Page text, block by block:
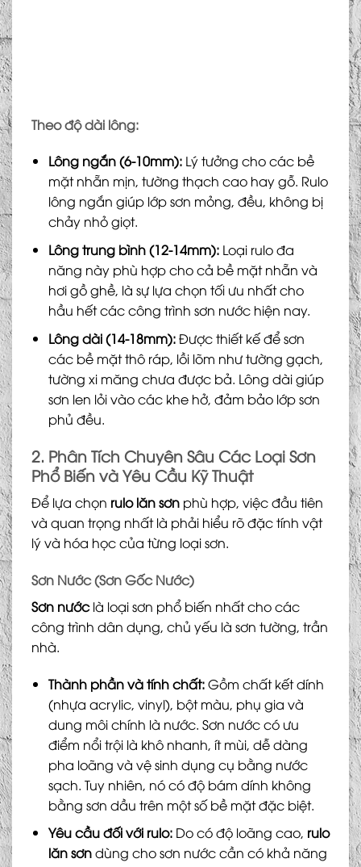
Theo độ dài lông:
Lông ngắn (6-10mm):Lý tưởng cho các bề
mặt nhẵn mịn, tường thạch cao hay gỗ. Rulo
lông ngắn giúp lớp sơn mỏng, đều, không bị
chảy nhỏ giọt.
Lông trung bình (12-14mm):Loại rulo đa
năng này phù hợp cho cả bề mặt nhẵn và
hơi gồ ghề, là sự lựa chọn tối ưu nhất cho
hầu hết các công trình sơn nước hiện nay.
Lông dài (14-18mm):Được thiết kế để sơn
các bề mặt thô ráp, lồi lõm như tường gạch,
tường xi măng chưa được bả. Lông dài giúp
sơn len lỏi vào các khe hở, đảm bảo lớp sơn
phủ đều.
2. Phân Tích Chuyên Sâu Các Loại Sơn
Phổ Biến và Yêu Cầu Kỹ Thuật
Để lựa chọn rulo lăn sơn phù hợp, việc đầu tiên
và quan trọng nhất là phải hiểu rõ đặc tính vật
lý và hóa học của từng loại sơn.
Sơn Nước (Sơn Gốc Nước)
Sơn nướclà loại sơn phổ biến nhất cho các
công trình dân dụng, chủ yếu là sơn tường, trần
nhà.
Thành phần và tính chất:Gồm chất kết dính
(nhựa acrylic, vinyl), bột màu, phụ gia và
dung môi chính là nước. Sơn nước có ưu
điểm nổi trội là khô nhanh, ít mùi, dễ dàng
pha loãng và vệ sinh dụng cụ bằng nước
sạch. Tuy nhiên, nó có độ bám dính không
bằng sơn dầu trên một số bề mặt đặc biệt.
Yêu cầu đối với rulo:Do có độ loãng cao, rulo
lăn sơndùng cho sơn nước cần có khả năng